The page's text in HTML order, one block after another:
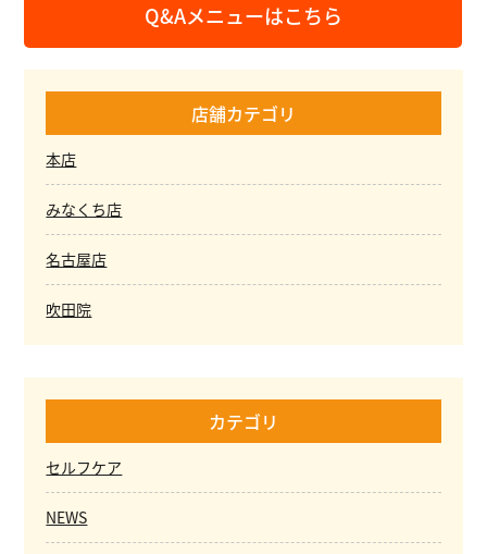
Q&Aメニューはこちら
店舗カテゴリ
本店
みなくち店
名古屋店
吹田院
カテゴリ
セルフケア
NEWS